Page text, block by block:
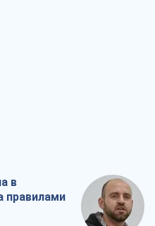
в
правилами